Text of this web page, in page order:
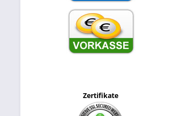
Zertifikate